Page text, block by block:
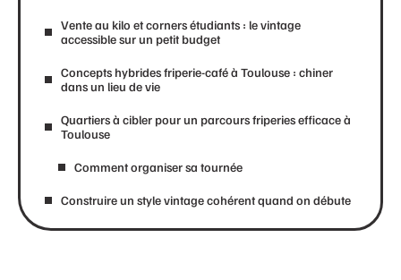
Vente au kilo et corners étudiants : le vintage
accessible sur un petit budget
Concepts hybrides friperie-café à Toulouse : chiner
dans un lieu de vie
Quartiers à cibler pour un parcours friperies efficace à
Toulouse
Comment organiser sa tournée
Construire un style vintage cohérent quand on débute